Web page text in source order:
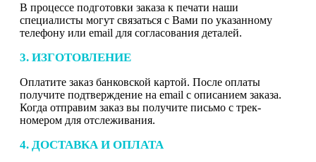
В процессе подготовки заказа к печати наши
специалисты могут связаться с Вами по указанному
телефону или email для согласования деталей.
3. ИЗГОТОВЛЕНИЕ
Оплатите заказ банковской картой. После оплаты
получите подтверждение на email с описанием заказа.
Когда отправим заказ вы получите письмо с трек-
номером для отслеживания.
4. ДОСТАВКА И ОПЛАТА